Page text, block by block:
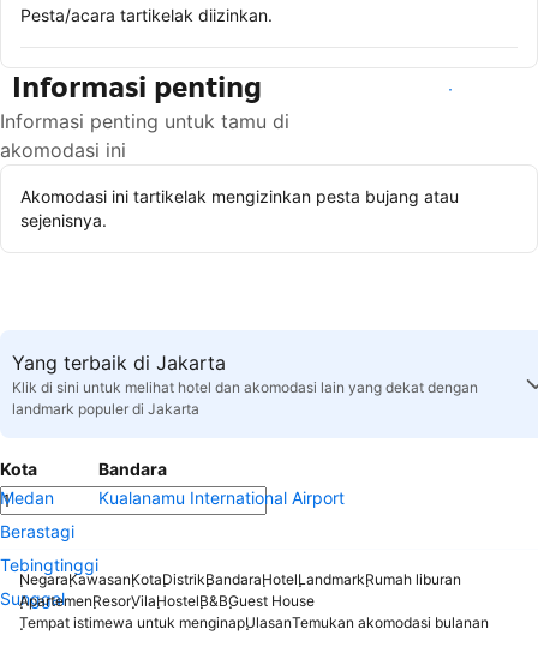
Pesta/acara tartikelak diizinkan.
Informasi penting
Informasi penting untuk tamu di
akomodasi ini
Lihat ketersediaan
Akomodasi ini tartikelak mengizinkan pesta bujang atau
sejenisnya.
Yang terbaik di Jakarta
Klik di sini untuk melihat hotel dan akomodasi lain yang dekat dengan
landmark populer di Jakarta
Kota
Medan
Berastagi
Tebingtinggi
Sunggal
Bandara
Kualanamu International Airport
NegaraKawasanKotaDistrikBandaraHotelLandmarkRumah liburan
ApartemenResorVilaHostelB&BGuest House
Tempat istimewa untuk menginapUlasanTemukan akomodasi bulanan